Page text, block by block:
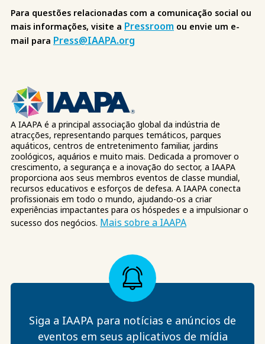
Para questões relacionadas com a comunicação social ou
mais informações, visite a Pressroom ou envie um e-
mail para Press@IAAPA.org
A IAAPA é a principal associação global da indústria de
atracções, representando parques temáticos, parques
aquáticos, centros de entretenimento familiar, jardins
zoológicos, aquários e muito mais. Dedicada a promover o
crescimento, a segurança e a inovação do sector, a IAAPA
proporciona aos seus membros eventos de classe mundial,
recursos educativos e esforços de defesa. A IAAPA conecta
profissionais em todo o mundo, ajudando-os a criar
experiências impactantes para os hóspedes e a impulsionar o
sucesso dos negócios. Mais sobre a IAAPA
Siga a IAAPA para notícias e anúncios de
eventos em seus aplicativos de mídia